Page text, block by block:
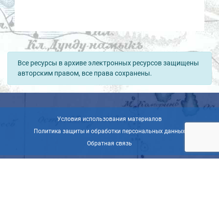
Все ресурсы в архиве электронных ресурсов защищены
авторским правом, все права сохранены.
Условия использования материалов
Политика защиты и обработки персональных данных
Обратная связь